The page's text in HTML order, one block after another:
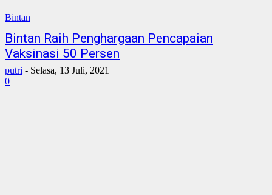
Bintan
Bintan Raih Penghargaan Pencapaian
Vaksinasi 50 Persen
putri - Selasa, 13 Juli, 2021
0